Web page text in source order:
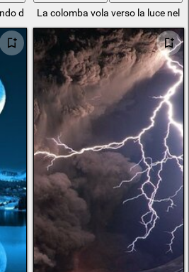
di cielo e nuvole
La colomba vola verso la luce nel